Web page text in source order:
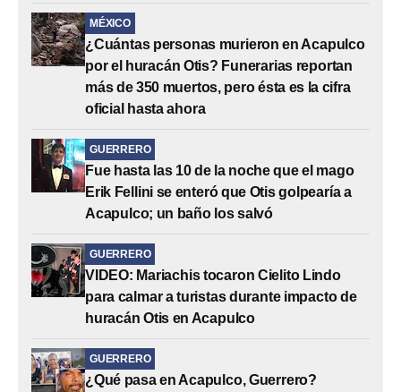
MÉXICO
¿Cuántas personas murieron en Acapulco
por el huracán Otis? Funerarias reportan
más de 350 muertos, pero ésta es la cifra
oficial hasta ahora
GUERRERO
Fue hasta las 10 de la noche que el mago
Erik Fellini se enteró que Otis golpearía a
Acapulco; un baño los salvó
GUERRERO
VIDEO: Mariachis tocaron Cielito Lindo
para calmar a turistas durante impacto de
huracán Otis en Acapulco
GUERRERO
¿Qué pasa en Acapulco, Guerrero?